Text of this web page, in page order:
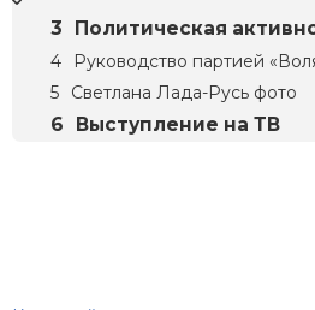
Политическая
Руководство партией
Светлана Лада-Русь фото
Выступление на ТВ